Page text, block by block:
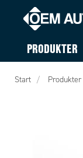
PRODUKTER
Start Produkter